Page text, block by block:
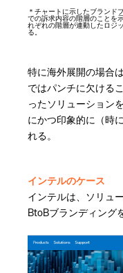
＊チャートに示したブランド
での訴求内容の階層のことを
れぞれの階層が連動したロジ
る。
特に海外展開の場合
ではパンチに欠ける
ったソリューション
にかつ印象的に（時
れる。
インテルのケース
インテルは、ソリュ
BtoBブランディング